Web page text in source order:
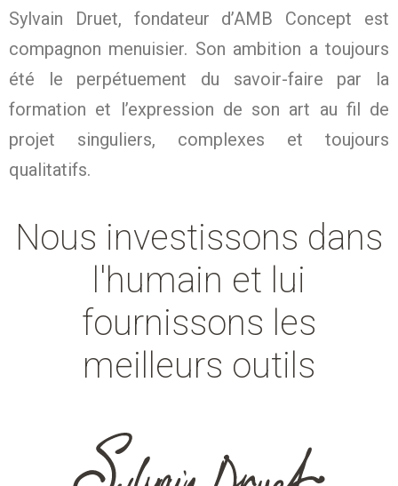
Sylvain Druet, fondateur d’AMB Concept est
compagnon menuisier. Son ambition a toujours
été le perpétuement du savoir-faire par la
formation et l’expression de son art au fil de
projet singuliers, complexes et toujours
qualitatifs.
Nous investissons dans
l'humain et lui
fournissons les
meilleurs outils